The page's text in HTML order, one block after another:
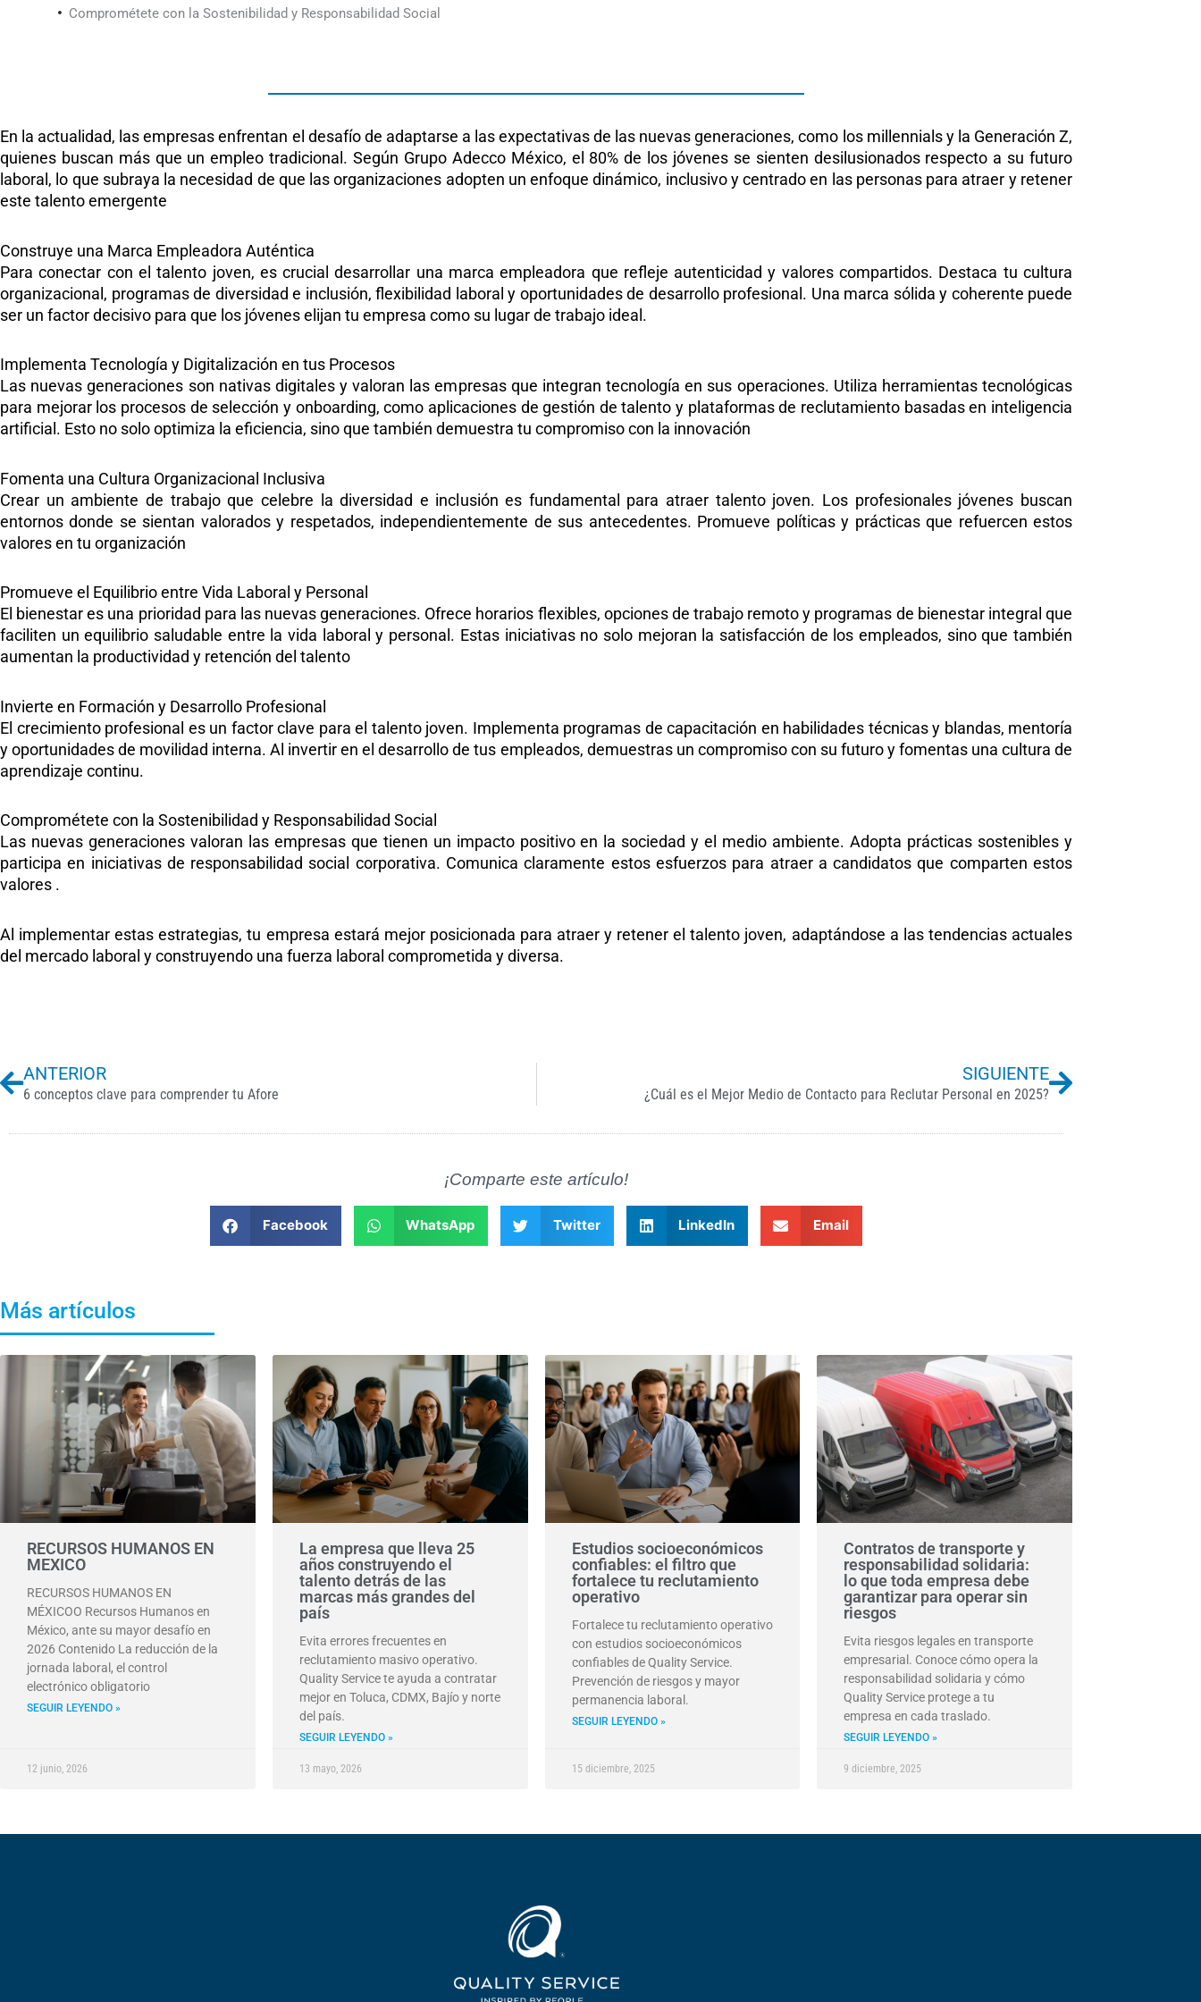
Comprométete con la Sostenibilidad y Responsabilidad Social
En la actualidad, las empresas enfrentan el desafío de adaptarse a las expectativas de las nuevas generaciones, como los millennials y la Generación Z,
quienes buscan más que un empleo tradicional. Según Grupo Adecco México, el 80% de los jóvenes se sienten desilusionados respecto a su futuro
laboral, lo que subraya la necesidad de que las organizaciones adopten un enfoque dinámico, inclusivo y centrado en las personas para atraer y retener
este talento emergente
Construye una Marca Empleadora Auténtica
Para conectar con el talento joven, es crucial desarrollar una marca empleadora que refleje autenticidad y valores compartidos. Destaca tu cultura
organizacional, programas de diversidad e inclusión, flexibilidad laboral y oportunidades de desarrollo profesional. Una marca sólida y coherente puede
ser un factor decisivo para que los jóvenes elijan tu empresa como su lugar de trabajo ideal.
Implementa Tecnología y Digitalización en tus Procesos
Las nuevas generaciones son nativas digitales y valoran las empresas que integran tecnología en sus operaciones. Utiliza herramientas tecnológicas
para mejorar los procesos de selección y onboarding, como aplicaciones de gestión de talento y plataformas de reclutamiento basadas en inteligencia
artificial. Esto no solo optimiza la eficiencia, sino que también demuestra tu compromiso con la innovación
Fomenta una Cultura Organizacional Inclusiva
Crear un ambiente de trabajo que celebre la diversidad e inclusión es fundamental para atraer talento joven. Los profesionales jóvenes buscan
entornos donde se sientan valorados y respetados, independientemente de sus antecedentes. Promueve políticas y prácticas que refuercen estos
valores en tu organización
Promueve el Equilibrio entre Vida Laboral y Personal
El bienestar es una prioridad para las nuevas generaciones. Ofrece horarios flexibles, opciones de trabajo remoto y programas de bienestar integral que
faciliten un equilibrio saludable entre la vida laboral y personal. Estas iniciativas no solo mejoran la satisfacción de los empleados, sino que también
aumentan la productividad y retención del talento
Invierte en Formación y Desarrollo Profesional
El crecimiento profesional es un factor clave para el talento joven. Implementa programas de capacitación en habilidades técnicas y blandas, mentoría
y oportunidades de movilidad interna. Al invertir en el desarrollo de tus empleados, demuestras un compromiso con su futuro y fomentas una cultura de
aprendizaje continu.
Comprométete con la Sostenibilidad y Responsabilidad Social
Las nuevas generaciones valoran las empresas que tienen un impacto positivo en la sociedad y el medio ambiente. Adopta prácticas sostenibles y
participa en iniciativas de responsabilidad social corporativa. Comunica claramente estos esfuerzos para atraer a candidatos que comparten estos
valores .​
Al implementar estas estrategias, tu empresa estará mejor posicionada para atraer y retener el talento joven, adaptándose a las tendencias actuales
del mercado laboral y construyendo una fuerza laboral comprometida y diversa.
Previo
ANTERIOR
6 conceptos clave para comprender tu Afore
SIGUIENTE
¿Cuál es el Mejor Medio de Contacto para Reclutar Personal en 2025?
Next
¡Comparte este artículo!
Facebook WhatsApp Twitter LinkedIn Email
Más artículos
RECURSOS HUMANOS EN
MEXICO
RECURSOS HUMANOS EN
MÉXICOO Recursos Humanos en
México, ante su mayor desafío en
2026 Contenido La reducción de la
jornada laboral, el control
electrónico obligatorio
SEGUIR LEYENDO »
12 junio, 2026
La empresa que lleva 25
años construyendo el
talento detrás de las
marcas más grandes del
país
Evita errores frecuentes en
reclutamiento masivo operativo.
Quality Service te ayuda a contratar
mejor en Toluca, CDMX, Bajío y norte
del país.
SEGUIR LEYENDO »
13 mayo, 2026
Estudios socioeconómicos
confiables: el filtro que
fortalece tu reclutamiento
operativo
Fortalece tu reclutamiento operativo
con estudios socioeconómicos
confiables de Quality Service.
Prevención de riesgos y mayor
permanencia laboral.
SEGUIR LEYENDO »
15 diciembre, 2025
Contratos de transporte y
responsabilidad solidaria:
lo que toda empresa debe
garantizar para operar sin
riesgos
Evita riesgos legales en transporte
empresarial. Conoce cómo opera la
responsabilidad solidaria y cómo
Quality Service protege a tu
empresa en cada traslado.
SEGUIR LEYENDO »
9 diciembre, 2025